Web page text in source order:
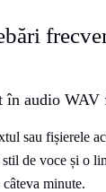
în audio WAV
sau fișierele
de voce și o
minute.